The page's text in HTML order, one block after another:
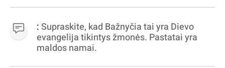
virpinimas, ieškokit kur milijonus vagia
dujininkai, elektros aferistai, stadionų
statytojai Vilnuje
:Supraskite, kad Bažnyčia tai yra Dievo
evangelija tikintys žmonės. Pastatai yra
maldos namai.